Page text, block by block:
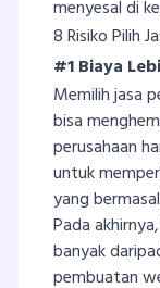
menyesal di
8 Risiko Pilih
#1 Biaya
Memilih jasa
bisa
perusahaan
untuk
yang
Pada
banyak
pembuatan